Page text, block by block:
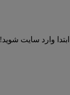
وارد سایت شوید!